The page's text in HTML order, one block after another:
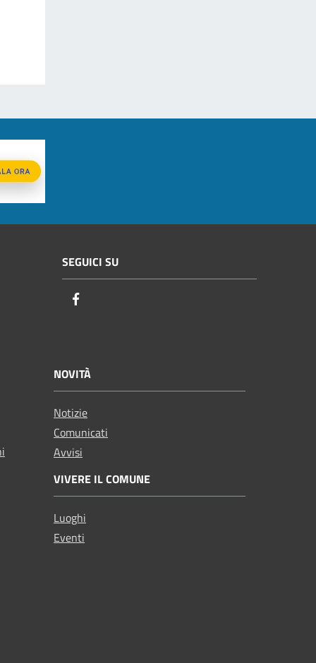
SEGUICI SU
NOVITÀ
Notizie
Comunicati
Avvisi
VIVERE IL COMUNE
Luoghi
Eventi